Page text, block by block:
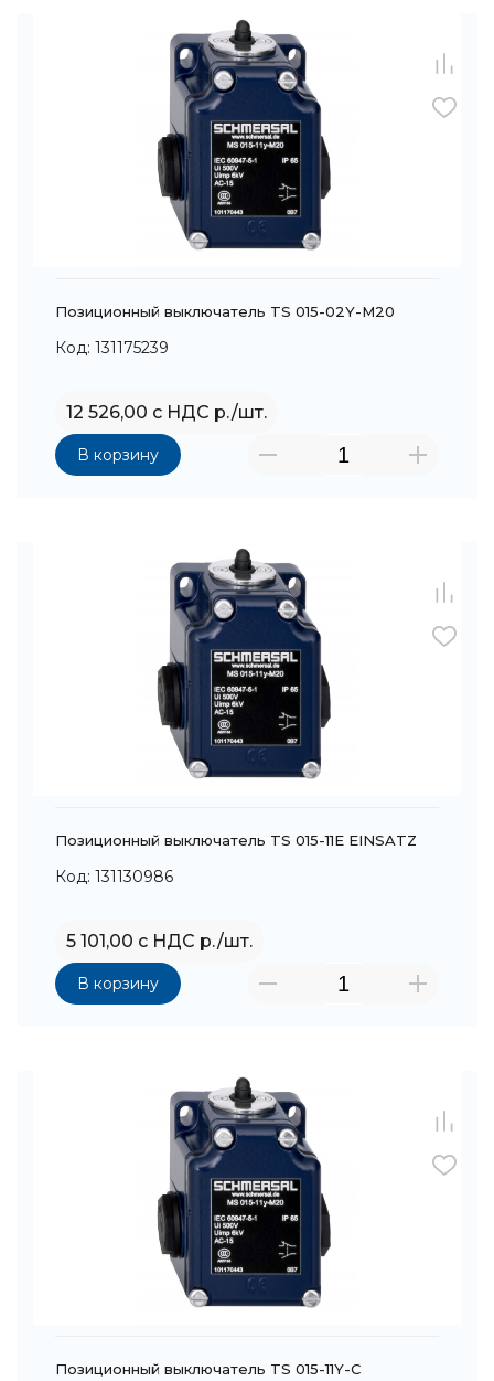
Позиционный выключатель TS 015-02Y-M20
Код: 131175239
12 526,00 с НДС р./шт.
В корзину
Позиционный выключатель TS 015-11E EINSATZ
Код: 131130986
5 101,00 с НДС р./шт.
В корзину
Позиционный выключатель TS 015-11Y-C